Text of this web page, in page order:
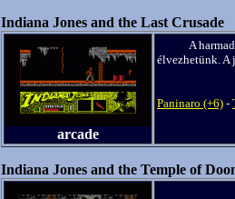
Indiana Jones and the Last Crusade
arcade
A
élvezhetünk. A
Paninaro (+6) -
Indiana Jones and the Temple of